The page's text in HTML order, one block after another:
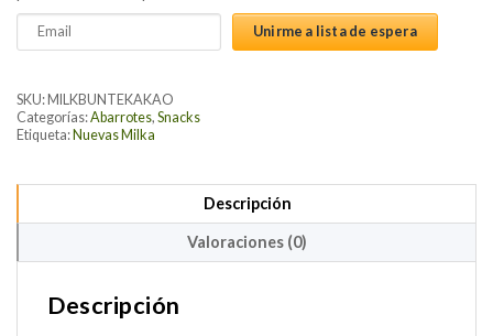
Enter
your
address
to
join
waitlist
product
Unirme a lista de espera
SKU:MILKBUNTEKAKAO
Categorías:Abarrotes, Snacks
Etiqueta:Nuevas Milka
Descripción
Valoraciones (0)
Descripción